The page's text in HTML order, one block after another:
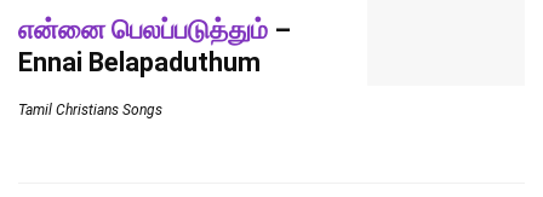
என்னை பெலப்படுத்தும் –
Ennai Belapaduthum
Tamil Christians Songs